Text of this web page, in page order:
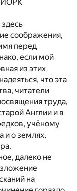
соображения,
перед
если мой
из этих
что эта
читатели
труда,
Англии и в
учёному
и о землях,
далеко не
на